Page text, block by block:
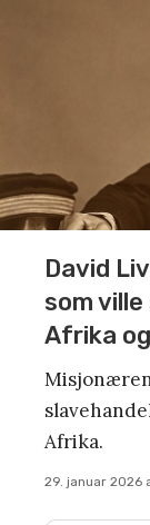
David
som
Afrika
Afrika.
29. januar 2026